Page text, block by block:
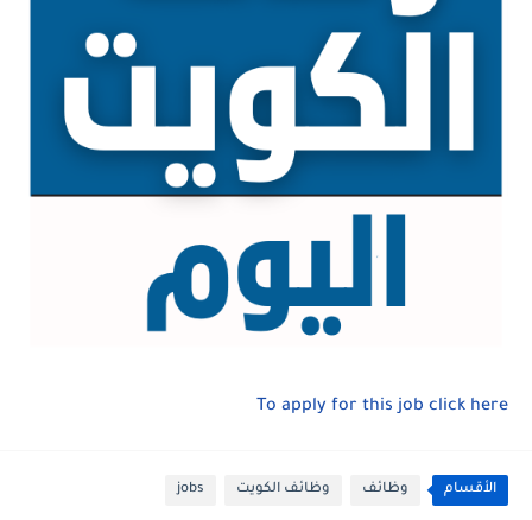
To apply for this job click here
الأقسام وظائف وظائف الكويت jobs